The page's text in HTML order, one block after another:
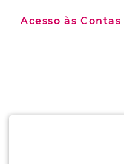
Acesso às Contas